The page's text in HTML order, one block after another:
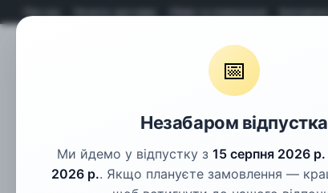
📅
Незабаром відпустка
Ми йдемо у відпустку з 15 серпня 2026 р.
2026 р.. Якщо плануєте замовлення —
Про нас Оплата і доставка Обмін та повернення
Гудзики Шнури